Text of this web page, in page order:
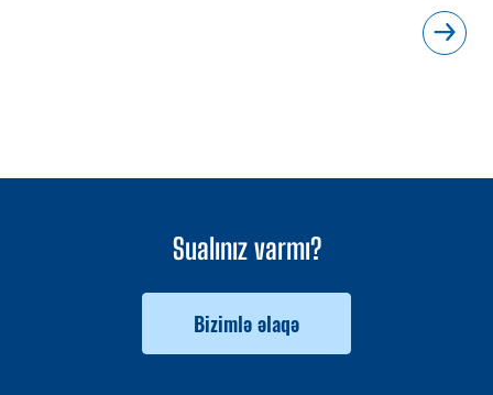
Sualınız varmı?
Bizimlə əlaqə